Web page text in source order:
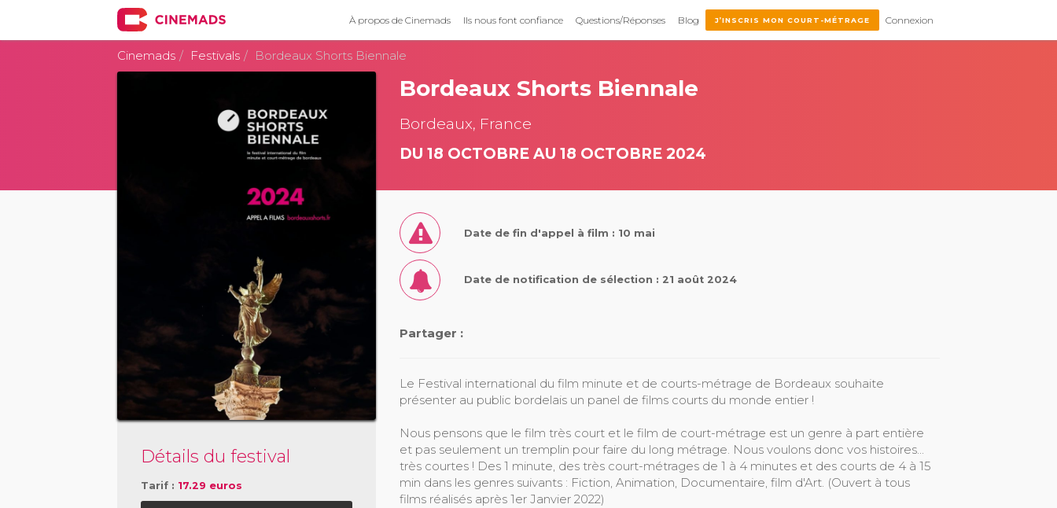
À propos de Cinemads Ils nous font confiance Questions/Réponses Blog J’INSCRIS MON COURT-MÉTRAGE Connexion
Cinemads Festivals Bordeaux Shorts Biennale
Détails du festival
Tarif : 17.29 euros
Bordeaux Shorts Biennale
Bordeaux, France
DU 18 OCTOBRE AU 18 OCTOBRE 2024
Date de fin d'appel à film : 10 mai
Date de notification de sélection : 21 août 2024
Partager :
Le Festival international du film minute et de courts-métrage de Bordeaux souhaite
présenter au public bordelais un panel de films courts du monde entier !
Nous pensons que le film très court et le film de court-métrage est un genre à part entière
et pas seulement un tremplin pour faire du long métrage. Nous voulons donc vos histoires...
très courtes ! Des 1 minute, des très court-métrages de 1 à 4 minutes et des courts de 4 à 15
min dans les genres suivants : Fiction, Animation, Documentaire, film d'Art. (Ouvert à tous
films réalisés après 1er Janvier 2022)